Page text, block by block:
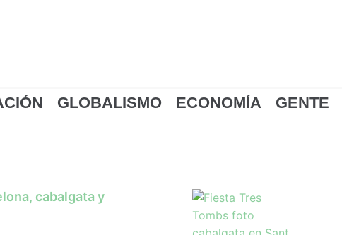
GLOBALISMO ECONOMÍA
GENTE
cabalgata y